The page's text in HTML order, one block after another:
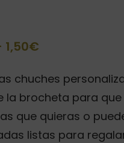
1,50€
precios:
desde
0,80€
chuches
la brocheta para
que quieras o
listas para